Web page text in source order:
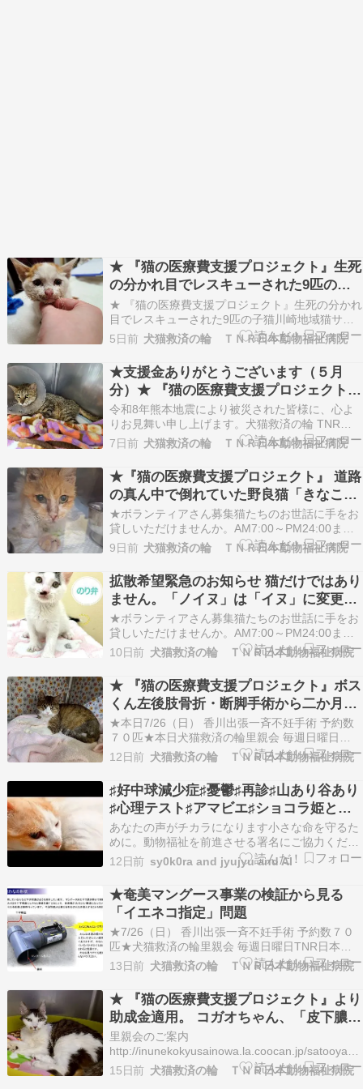
★ 『猫の医療費支援プロジェクト』生死
の分かれ目でレスキューされた9匹の子
猫 川崎地域猫サポーターNeKo SanDoさ
んのレスキューで保護され、全頭TNR日
本動物福祉病院に受入れ治療中。 NeKo
★ 『猫の医療費支援プロジェクト』生死の分かれ
目でレスキューされた9匹の子猫川崎地域猫サポ
ーターNeKo SanDoさんのレスキューで保護さ
れ、全頭TNR日本動物福祉病院に受入れ治療中。
※この先、重度の傷を負った子猫の写真が掲載さ
れています。ショッキングな内容を含みますの
で、苦手…
5日前 犬猫救済の輪 ＴＮＲ日本動物福祉病院
★支援金ありがとうございます（５月
分）★ 『猫の医療費支援プロジェクト』
テナーちゃん（骨盤骨折による排尿困
難）から一か月。クラウドファンディン
グご寄付によりテナーちゃんの命を救う
令和8年熊本地震により被災された皆様に、心よ
りお見舞い申し上げます。犬猫救済の輪 TNR日
本動物福祉病院では、熊本県動物愛護センターの
対応も見極めつつ、今後、被災動物への支援が必
要となった場合には、関係機関や動物愛護団体等
と連携し、一時保護や医療支援など、当院で協力
できることを検…
7日前 犬猫救済の輪 ＴＮＲ日本動物福祉病院
★『猫の医療費支援プロジェクト』 道路
の真ん中で倒れていた野良猫「きなこち
ゃん」 経過③ 重度の脱水、甲状腺機能
亢進症、膵炎 退院し保護主様の元へ
★ボランティアさん募集猫たちのお世話に手をお
貸しいただけませんか。AM7:00～PM24:00まで
の間、曜日を決めてのシフト制です。週１回よ
り、１日４時間程度、詳細はご相談。川崎駅から
バス１０分徒歩２分、是非、ご参加を。お問合せ
は メールフォームより。詳細は後日お電話させて
いただ…
9日前 犬猫救済の輪 ＴＮＲ日本動物福祉病院
拡散希望緊急のお知らせ 猫だけではあり
ません。「ノイヌ」は「イヌ」に変更さ
れています。皆様からも環境省へお問い
合わせを
★ボランティアさん募集猫たちのお世話に手をお
貸しいただけませんか。AM7:00～PM24:00まで
の間、曜日を決めてのシフト制です。週１回よ
り、１日４時間程度、詳細はご相談。川崎駅から
バス１０分徒歩２分、是非、ご参加を。お問合せ
は メールフォームより。詳細は後日お電話させて
いただ…
10日前 犬猫救済の輪 ＴＮＲ日本動物福祉病院
★ 『猫の医療費支援プロジェクト』ボス
くん左後肢骨折・断脚手術から二か月入
院無地退院。経過報告③★深夜に重症含
む傷病子猫9匹保護
★本日7/26（日） 香川出張一斉不妊手術 予約数
７０匹★本日犬猫救済の輪里親会 毎週日曜日
TNR日本動物福祉病院内 13時～16時★ボランテ
ィアさん募集猫たちのお世話に手をお貸しいただ
けませんか。AM7:00～PM24:00までの間、曜日
を決めてのシフト制です。週１回より、１日…
12日前 犬猫救済の輪 ＴＮＲ日本動物福祉病院
♯好中球減少症♯憂鬱♯再診♯山あり谷あり
♯心理テスト♯アマビエ♯ショコラ姫とジ
ュジュ♯犬♯猫
あなたの声がチカラになります小さな命を守るた
めに。動物福祉を前進させる署名にご協力くださ
い。c.org今日のショコラ姫とジュジュはこんな感
じhttps://t.co/tSR5mg3y2B— Silver☆moon
(@nfiYh2H82e89189) July 19, 2026…
12日前 sy0k0ra and jyujyu and AI
★奄美マングース事業の検証から見る
「イエネコ指定」問題
★7/26（日） 香川出張一斉不妊手術 予約数７０
匹★犬猫救済の輪里親会 毎週日曜日TNR日本動
物福祉病院内 13時～16時★ボランティアさん募
集猫たちのお世話に手をお貸しいただけません
か。AM7:00～PM24:00までの間、曜日を決めて
のシフト制です。週１回より、１日４時間程…
13日前 犬猫救済の輪 ＴＮＲ日本動物福祉病院
★ 『猫の医療費支援プロジェクト』より
助成金適用。 コガオちゃん、「皮下膿瘍
完治、甲状腺機能亢進症継続治療のため
犬猫救済の輪シェルターへ」経過報告③
里親会のご案内
http://inunekokyusainowa.la.coocan.jp/
犬猫救済の輪 猫の里親会７/２６（日）13：00～
16：00川崎市川崎区大島1-28-15-1FTNR日本動
15日前 犬猫救済の輪 ＴＮＲ日本動物福祉病院